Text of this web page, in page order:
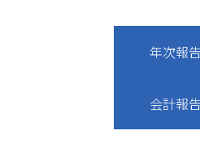
年次報
会計報